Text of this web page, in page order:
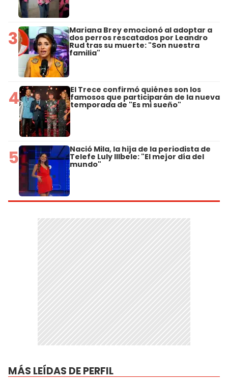
3 Mariana Brey emocionó al adoptar a
dos perros rescatados por Leandro
Rud tras su muerte: "Son nuestra
familia"
4 El Trece confirmó quiénes son los
famosos que participarán de la nueva
temporada de "Es mi sueño"
5 Nació Mila, la hija de la periodista de
Telefe Luly Illbele: "El mejor día del
mundo"
MÁS LEÍDAS DE PERFIL